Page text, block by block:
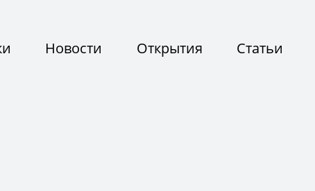
Новости Открытия Статьи